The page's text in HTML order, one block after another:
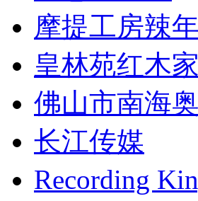
摩提工房辣
皇林苑红木
佛山市南海
长江传媒
Recording